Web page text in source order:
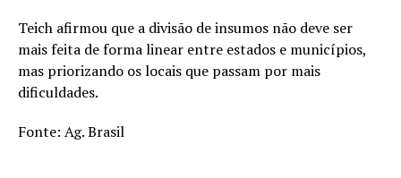
Teich afirmou que a divisão de insumos não deve ser
mais feita de forma linear entre estados e municípios,
mas priorizando os locais que passam por mais
dificuldades.
Fonte: Ag. Brasil